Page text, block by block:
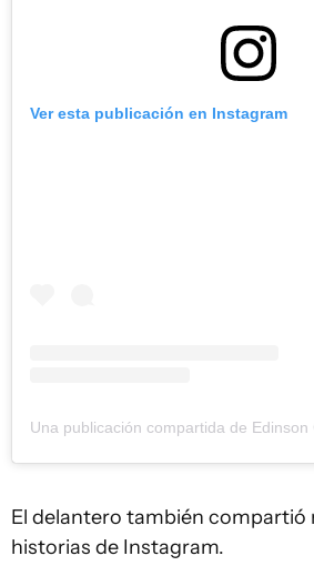
Ver esta publicación en Instagram
El delantero también compartió
historias de Instagram.